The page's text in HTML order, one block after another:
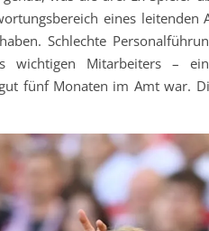
eines leitenden
Schlechte
wichtigen Mitarbeiters –
fünf Monaten im Amt war.